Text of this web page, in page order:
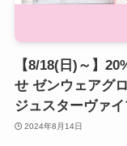
【8/18(日)～】
せ ゼンウェアグ
ジュスターヴァ
2024年8月14日